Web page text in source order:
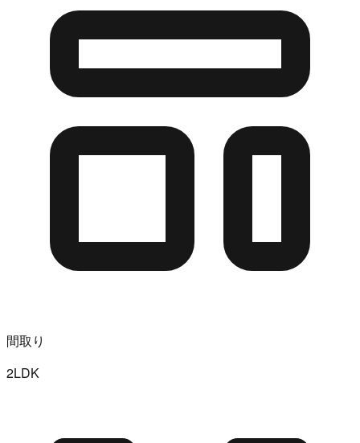
間取り
2LDK